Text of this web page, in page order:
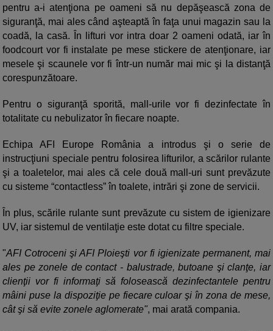
pentru a-i atenţiona pe oameni să nu depăşească zona de
siguranţă, mai ales când aşteaptă în faţa unui magazin sau la
coadă, la casă. În lifturi vor intra doar 2 oameni odată, iar în
foodcourt vor fi instalate pe mese stickere de atenţionare, iar
mesele şi scaunele vor fi într-un număr mai mic şi la distanţă
corespunzătoare.
Pentru o siguranţă sporită, mall-urile vor fi dezinfectate în
totalitate cu nebulizator în fiecare noapte.
Echipa AFI Europe România a introdus şi o serie de
instrucţiuni speciale pentru folosirea lifturilor, a scărilor rulante
şi a toaletelor, mai ales că cele două mall-uri sunt prevăzute
cu sisteme “contactless” în toalete, intrări şi zone de servicii.
În plus, scările rulante sunt prevăzute cu sistem de igienizare
UV, iar sistemul de ventilaţie este dotat cu filtre speciale.
"AFI Cotroceni şi AFI Ploieşti vor fi igienizate permanent, mai
ales pe zonele de contact - balustrade, butoane şi clanţe, iar
clienţii vor fi informaţi să folosească dezinfectantele pentru
mâini puse la dispoziţie pe fiecare culoar şi în zona de mese,
cât şi să evite zonele aglomerate", mai arată compania.